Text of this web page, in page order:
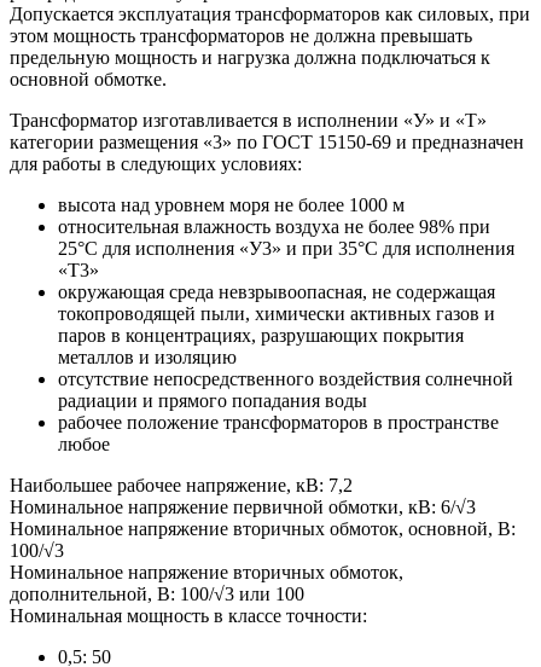
Допускается эксплуатация трансформаторов как силовых, при
этом мощность трансформаторов не должна превышать
предельную мощность и нагрузка должна подключаться к
основной обмотке.
Трансформатор изготавливается в исполнении «У» и «Т»
категории размещения «3» по ГОСТ 15150-69 и предназначен
для работы в следующих условиях:
высота над уровнем моря не более 1000 м
относительная влажность воздуха не более 98% при
25°С для исполнения «У3» и при 35°С для исполнения
«Т3»
окружающая среда невзрывоопасная, не содержащая
токопроводящей пыли, химически активных газов и
паров в концентрациях, разрушающих покрытия
металлов и изоляцию
отсутствие непосредственного воздействия солнечной
радиации и прямого попадания воды
рабочее положение трансформаторов в пространстве
любое
Наибольшее рабочее напряжение, кВ: 7,2
Номинальное напряжение первичной обмотки, кВ: 6/√3
Номинальное напряжение вторичных обмоток, основной, В:
100/√3
Номинальное напряжение вторичных обмоток,
дополнительной, В: 100/√3 или 100
Номинальная мощность в классе точности:
0,5: 50